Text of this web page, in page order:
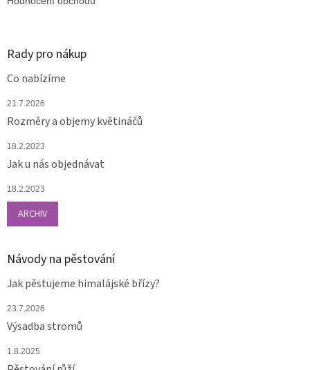
Rady pro nákup
Co nabízíme
21.7.2026
Rozměry a objemy květináčů
18.2.2023
Jak u nás objednávat
18.2.2023
ARCHIV
Návody na pěstování
Jak pěstujeme himalájské břízy?
23.7.2026
Výsadba stromů
1.8.2025